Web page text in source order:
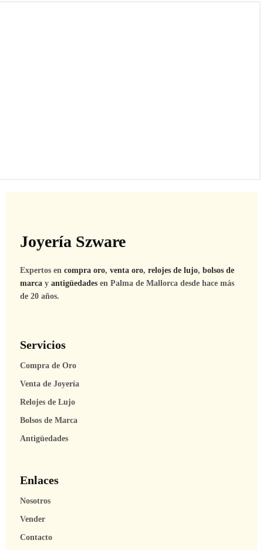
Joyería Szware
Expertos en compra oro, venta oro, relojes de lujo, bolsos de
marca y antigüedades en Palma de Mallorca desde hace más
de 20 años.
Servicios
Compra de Oro
Venta de Joyería
Relojes de Lujo
Bolsos de Marca
Antigüedades
Enlaces
Nosotros
Vender
Contacto